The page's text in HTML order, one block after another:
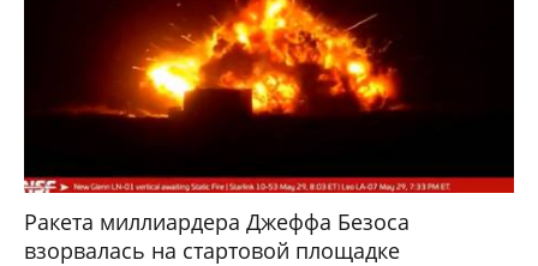
Ракета миллиардера Джеффа Безоса
взорвалась на стартовой площадке